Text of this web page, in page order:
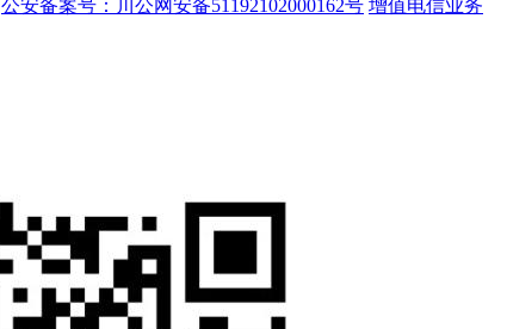
公安备案号：川公网安备51192102000162号 增值电信业务